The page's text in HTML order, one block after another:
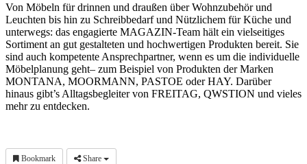
Von Möbeln für drinnen und draußen über Wohnzubehör und
Leuchten bis hin zu Schreibbedarf und Nützlichem für Küche und
unterwegs: das engagierte MAGAZIN-Team hält ein vielseitiges
Sortiment an gut gestalteten und hochwertigen Produkten bereit. Sie
sind auch kompetente Ansprechpartner, wenn es um die individuelle
Möbelplanung geht– zum Beispiel von Produkten der Marken
MONTANA, MOORMANN, PASTOE oder HAY. Darüber
hinaus gibt’s Alltagsbegleiter von FREITAG, QWSTION und vieles
mehr zu entdecken.
Bookmark Share